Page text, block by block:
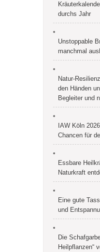
durchs Jahr
Unstoppable
manchmal
Natur-
den Händen
Begleiter und
IAW Köln
Chancen für
Essbare
Naturkraft
Eine gute
und
Die
Heilpflanzen“